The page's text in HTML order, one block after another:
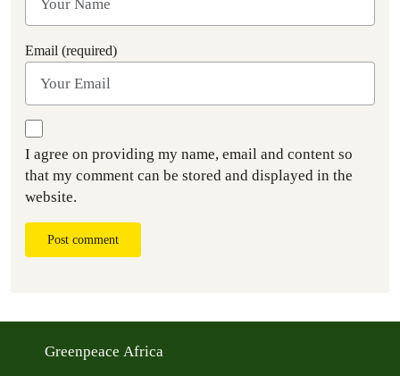
Email (required)
I agree on providing my name, email and content so
that my comment can be stored and displayed in the
website.
Post comment
Greenpeace Africa